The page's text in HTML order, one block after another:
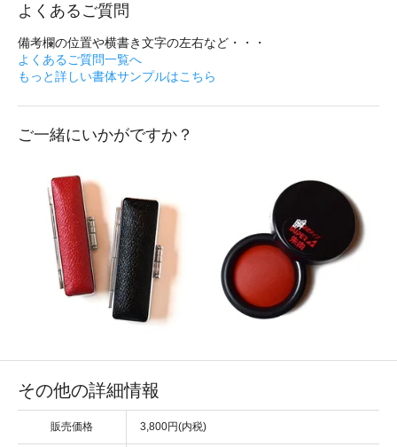
よくあるご質問
備考欄の位置や横書き文字の左右など・・・
よくあるご質問一覧へ
もっと詳しい書体サンプルはこちら
ご一緒にいかがですか？
その他の詳細情報
販売価格 3,800円(内税)